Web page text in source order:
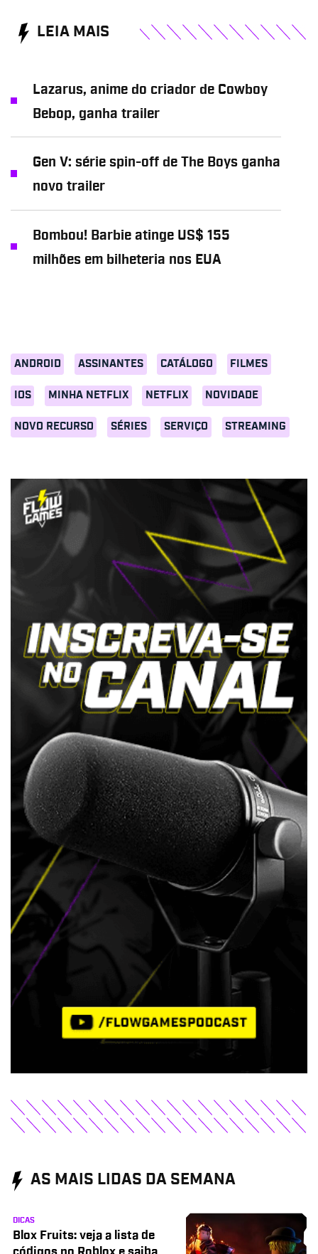
ANDROID ASSINANTES CATÁLOGO FILMES
IOS MINHA NETFLIX NETFLIX NOVIDADE
NOVO RECURSO SÉRIES SERVIÇO STREAMING
LEIA MAIS
Lazarus, anime do criador de Cowboy
Bebop, ganha trailer
Gen V: série spin-off de The Boys ganha
novo trailer
Bombou! Barbie atinge US$ 155
milhões em bilheteria nos EUA
AS MAIS LIDAS DA SEMANA
DICAS
Blox Fruits: veja a lista de
códigos no Roblox e saiba